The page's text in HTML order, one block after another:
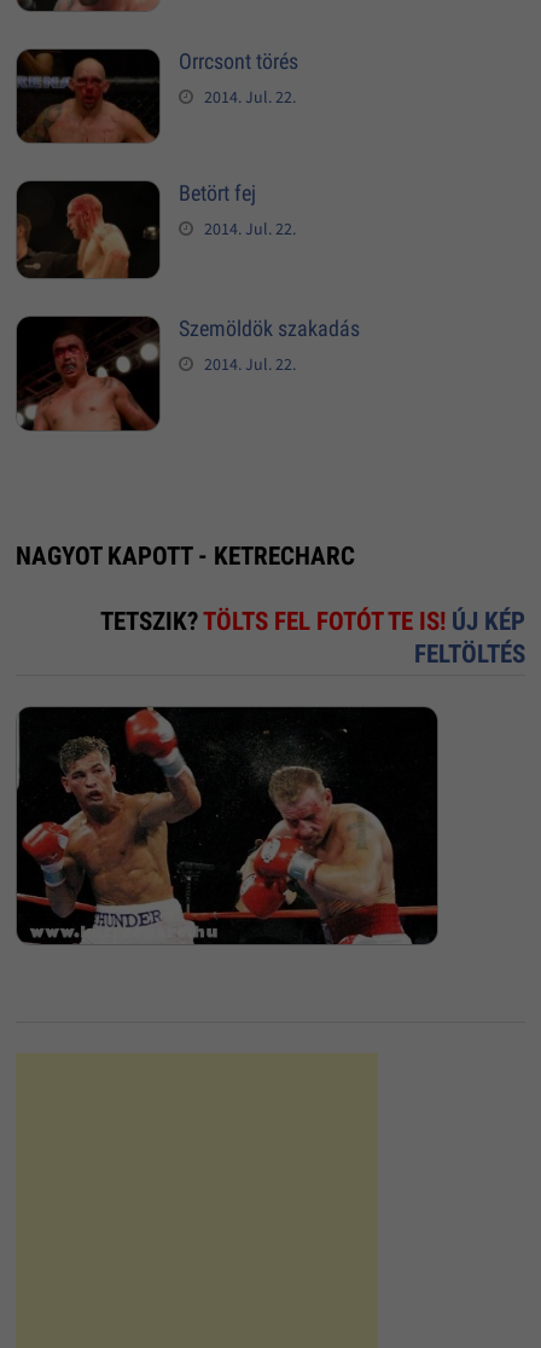
Orrcsont törés
2014. Jul. 22.
Betört fej
2014. Jul. 22.
Szemöldök szakadás
2014. Jul. 22.
NAGYOT KAPOTT - KETRECHARC
TETSZIK?TÖLTS FEL FOTÓT TE IS! ÚJ KÉP
FELTÖLTÉS